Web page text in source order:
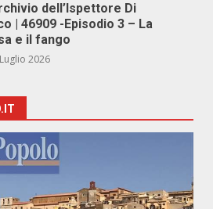
dell’Ispettore Di
| 46909 -Episodio 3 – La
e il fango
2026